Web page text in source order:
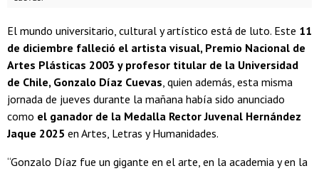
El mundo universitario, cultural y artístico está de luto. Este 11
de diciembre falleció el artista visual, Premio Nacional de
Artes Plásticas 2003 y profesor titular de la Universidad
de Chile, Gonzalo Díaz Cuevas, quien además, esta misma
jornada de jueves durante la mañana había sido anunciado
como el ganador de la Medalla Rector Juvenal Hernández
Jaque 2025 en Artes, Letras y Humanidades.
“Gonzalo Díaz fue un gigante en el arte, en la academia y en la